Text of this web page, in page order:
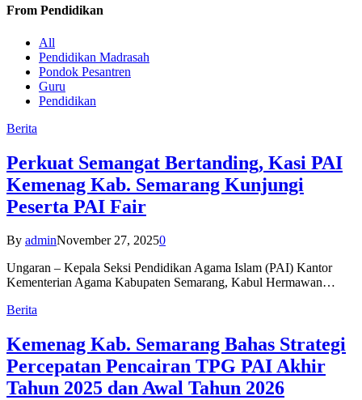
From Pendidikan
All
Pendidikan Madrasah
Pondok Pesantren
Guru
Pendidikan
Berita
Perkuat Semangat Bertanding, Kasi PAI
Kemenag Kab. Semarang Kunjungi
Peserta PAI Fair
By adminNovember 27, 20250
Ungaran – Kepala Seksi Pendidikan Agama Islam (PAI) Kantor
Kementerian Agama Kabupaten Semarang, Kabul Hermawan…
Berita
Kemenag Kab. Semarang Bahas Strategi
Percepatan Pencairan TPG PAI Akhir
Tahun 2025 dan Awal Tahun 2026